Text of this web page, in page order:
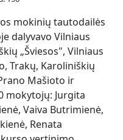
mokinių tautodailės
dalyvavo Vilniaus
„Šviesos", Vilniaus
Trakų, Karoliniškių
Mašioto ir
mokytojų: Jurgita
Vaiva Butrimienė,
Renata